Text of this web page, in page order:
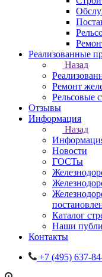
Реализованные
Назад
Ремонт
Рельсовые
Отзывы
Информация
Назад
Новости
ГОСТы
Каталог
Наши
Контакты
+7 (495) 637-